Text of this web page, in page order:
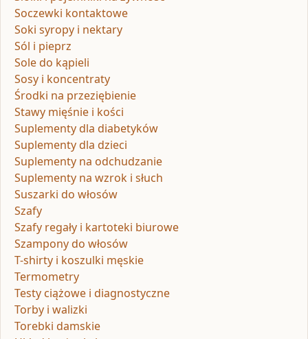
Soczewki kontaktowe
Soki syropy i nektary
Sól i pieprz
Sole do kąpieli
Sosy i koncentraty
Środki na przeziębienie
Stawy mięśnie i kości
Suplementy dla diabetyków
Suplementy dla dzieci
Suplementy na odchudzanie
Suplementy na wzrok i słuch
Suszarki do włosów
Szafy
Szafy regały i kartoteki biurowe
Szampony do włosów
T-shirty i koszulki męskie
Termometry
Testy ciążowe i diagnostyczne
Torby i walizki
Torebki damskie